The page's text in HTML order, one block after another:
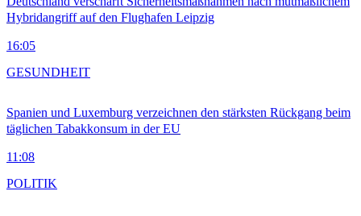
Hybridangriff auf den Flughafen Leipzig
16:05
Spanien und Luxemburg verzeichnen den stärksten Rückgang beim
täglichen Tabakkonsum in der EU
11:08
GESUNDHEIT
POLITIK